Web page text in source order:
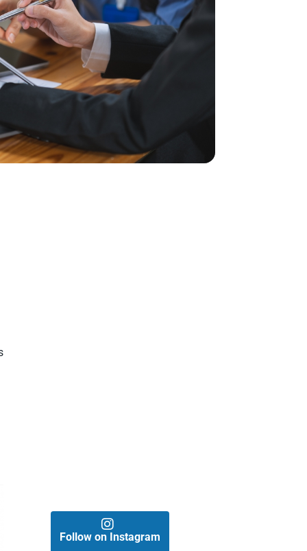
Follow on Instagram